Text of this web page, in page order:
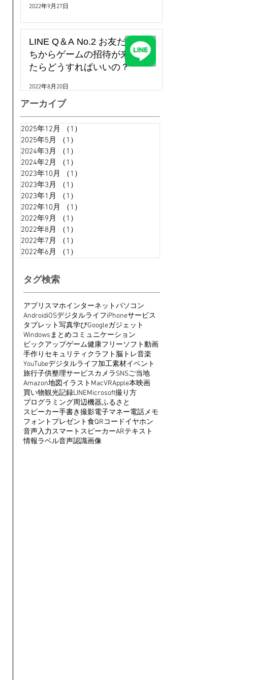
2022年9月27日
LINE Q＆A No.2 お友だ
ちからゲームの招待が来
たらどうすればいいの？
2022年8月20日
アーカイブ
2025年12月 （1）
2025年5月
（1）
2024年3月
（1）
2024年2月
（1）
2023年10月
（1）
2023年3月
（1）
2023年1月
（1）
2022年10月
（1）
2022年9月
（1）
2022年8月
（1）
2022年7月
（1）
2022年6月
（1）
タグ検索
アプリ スマホインターネットパソコン
AndroidiOSデジタルライフiPhoneサービス
タブレット写真学びGoogleガジェット
Windowsまとめコミュニケーション
ピックアップゲーム健康フリーソフト動画
手作り セキュリティ クラフト脳トレ音楽
YouTubeデジタルライフ加工素材イベント
旅行子供整理サービスカメラSNSご当地
Amazon地図イラスト MacVRApple本映画
買い物観光記録LINEMicrosoft撮り方
プログラミング周辺機器ふるさと
スピーカー手書き撮影電子マネー電話メモ
フォント プレゼント食QRコードイヤホン
音声入力スマートスピーカーARテキスト
情報ラベル音声認識画像